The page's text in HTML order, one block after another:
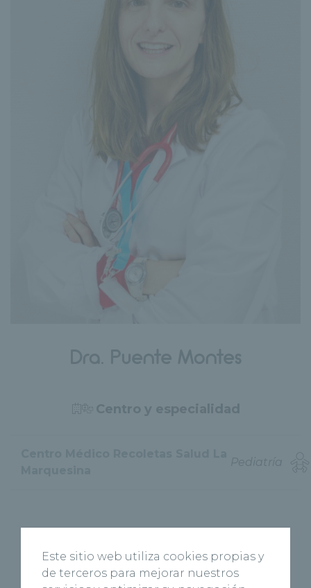
Dra. Puente Montes
Centro y especialidad
Pediatría
Este sitio web utiliza cookies propias y
de terceros para mejorar nuestros